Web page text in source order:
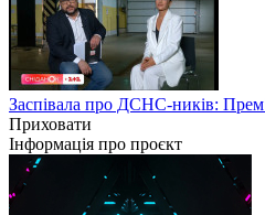
Заспівала про ДСНС-ників:
Приховати
Інформація про проєкт